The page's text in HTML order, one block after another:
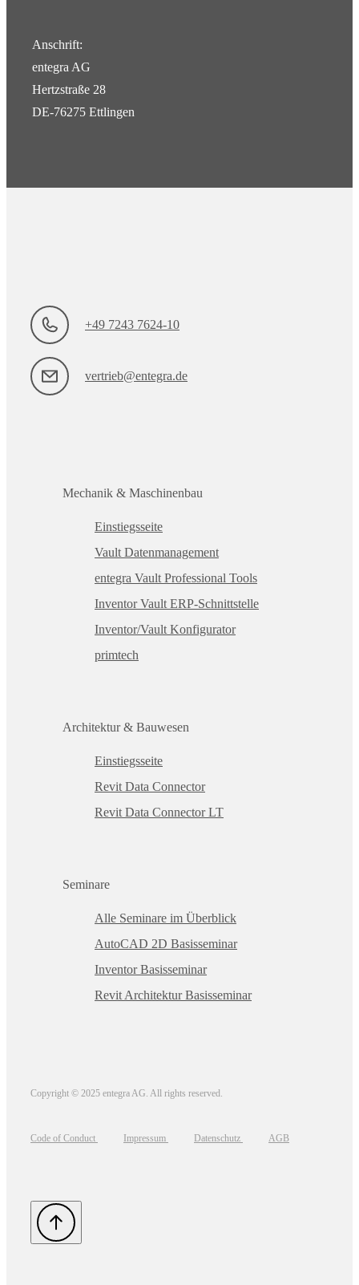
Anschrift:
entegra AG
Hertzstraße 28
DE-76275 Ettlingen
+49 7243 7624-10
vertrieb@entegra.de
Mechanik & Maschinenbau
Einstiegsseite
Vault Datenmanagement
entegra Vault Professional Tools
Inventor Vault ERP-Schnittstelle
Inventor/Vault Konfigurator
primtech
Architektur & Bauwesen
Einstiegsseite
Revit Data Connector
Revit Data Connector LT
Seminare
Alle Seminare im Überblick
AutoCAD 2D Basisseminar
Inventor Basisseminar
Revit Architektur Basisseminar
Copyright © 2025 entegra AG. All rights reserved.
Code of Conduct Impressum Datenschutz AGB